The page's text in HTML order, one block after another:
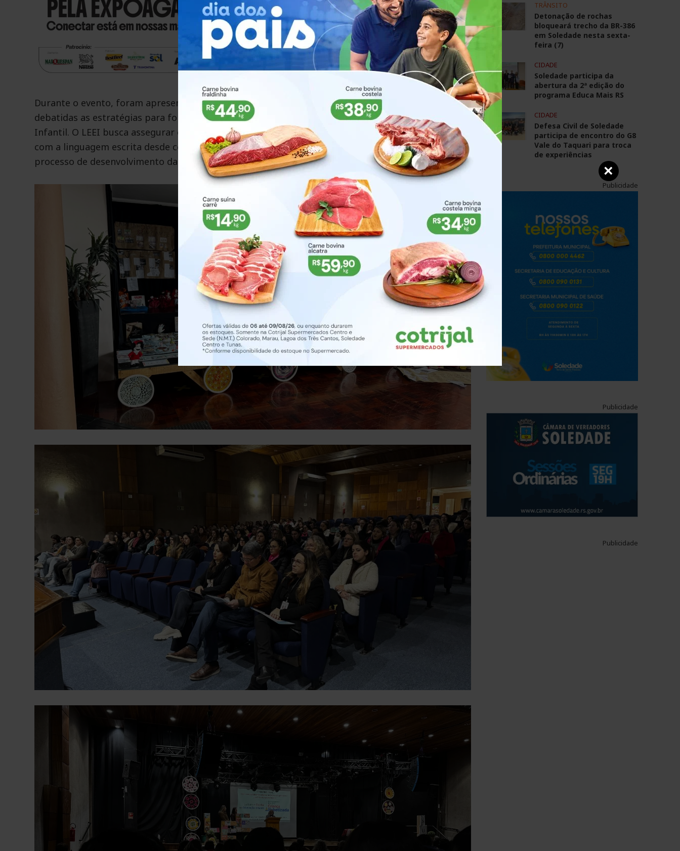
Durante o evento, foram apresentadas as experiências desenvolvidas ao longo da formação e
debatidas as estratégias para fortalecer o trabalho com a linguagem oral e escrita na Educação
Infantil. O LEEI busca assegurar o direito das crianças ao acesso a práticas ricas e significativas
com a linguagem escrita desde cedo, além de incentivar a aproximação entre escola e família no
processo de desenvolvimento da linguagem.
TRÂNSITO
Detonação de rochas
bloqueará trecho da BR-386
em Soledade nesta sexta-
feira (7)
CIDADE
Soledade participa da
abertura da 2ª edição do
programa Educa Mais RS
CIDADE
Defesa Civil de Soledade
participa de encontro do G8
Vale do Taquari para troca
de experiências
Publicidade
Publicidade
Publicidade
×